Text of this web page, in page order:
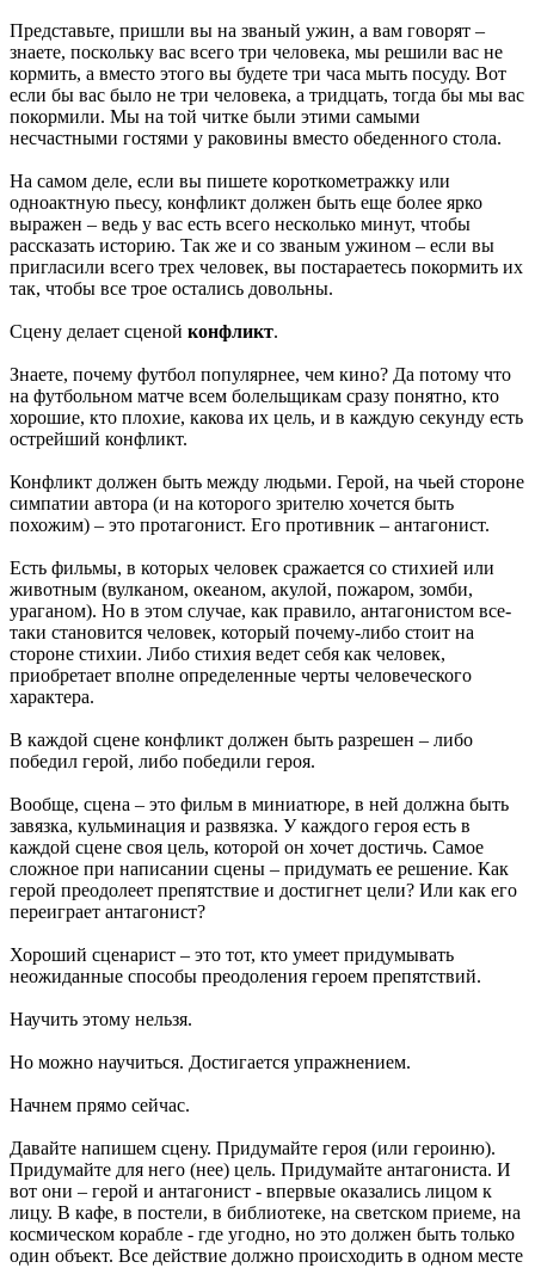
Представьте, пришли вы на званый ужин, а вам говорят –
знаете, поскольку вас всего три человека, мы решили вас не
кормить, а вместо этого вы будете три часа мыть посуду. Вот
если бы вас было не три человека, а тридцать, тогда бы мы вас
покормили. Мы на той читке были этими самыми
несчастными гостями у раковины вместо обеденного стола.
На самом деле, если вы пишете короткометражку или
одноактную пьесу, конфликт должен быть еще более ярко
выражен – ведь у вас есть всего несколько минут, чтобы
рассказать историю. Так же и со званым ужином – если вы
пригласили всего трех человек, вы постараетесь покормить их
так, чтобы все трое остались довольны.
Сцену делает сценой конфликт.
Знаете, почему футбол популярнее, чем кино? Да потому что
на футбольном матче всем болельщикам сразу понятно, кто
хорошие, кто плохие, какова их цель, и в каждую секунду есть
острейший конфликт.
Конфликт должен быть между людьми. Герой, на чьей стороне
симпатии автора (и на которого зрителю хочется быть
похожим) – это протагонист. Его противник – антагонист.
Есть фильмы, в которых человек сражается со стихией или
животным (вулканом, океаном, акулой, пожаром, зомби,
ураганом). Но в этом случае, как правило, антагонистом все-
таки становится человек, который почему-либо стоит на
стороне стихии. Либо стихия ведет себя как человек,
приобретает вполне определенные черты человеческого
характера.
В каждой сцене конфликт должен быть разрешен – либо
победил герой, либо победили героя.
Вообще, сцена – это фильм в миниатюре, в ней должна быть
завязка, кульминация и развязка. У каждого героя есть в
каждой сцене своя цель, которой он хочет достичь. Самое
сложное при написании сцены – придумать ее решение. Как
герой преодолеет препятствие и достигнет цели? Или как его
переиграет антагонист?
Хороший сценарист – это тот, кто умеет придумывать
неожиданные способы преодоления героем препятствий.
Научить этому нельзя.
Но можно научиться. Достигается упражнением.
Начнем прямо сейчас.
Давайте напишем сцену. Придумайте героя (или героиню).
Придумайте для него (нее) цель. Придумайте антагониста. И
вот они – герой и антагонист - впервые оказались лицом к
лицу. В кафе, в постели, в библиотеке, на светском приеме, на
космическом корабле - где угодно, но это должен быть только
один объект. Все действие должно происходить в одном месте